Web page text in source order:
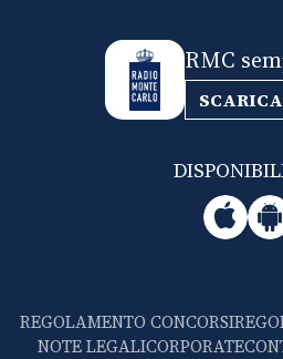
RMC
REGOLAMENTO CONCORSI
NOTE LEGALICORPORATE